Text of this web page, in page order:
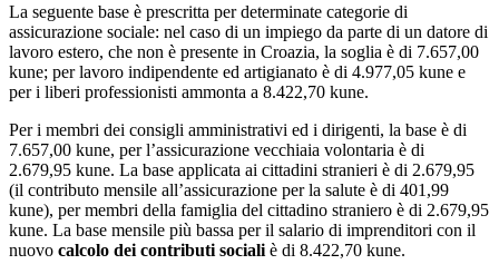
La seguente base è prescritta per determinate categorie di
assicurazione sociale: nel caso di un impiego da parte di un datore di
lavoro estero, che non è presente in Croazia, la soglia è di 7.657,00
kune; per lavoro indipendente ed artigianato è di 4.977,05 kune e
per i liberi professionisti ammonta a 8.422,70 kune.
Per i membri dei consigli amministrativi ed i dirigenti, la base è di
7.657,00 kune, per l’assicurazione vecchiaia volontaria è di
2.679,95 kune. La base applicata ai cittadini stranieri è di 2.679,95
(il contributo mensile all’assicurazione per la salute è di 401,99
kune), per membri della famiglia del cittadino straniero è di 2.679,95
kune. La base mensile più bassa per il salario di imprenditori con il
nuovo calcolo dei contributi sociali è di 8.422,70 kune.